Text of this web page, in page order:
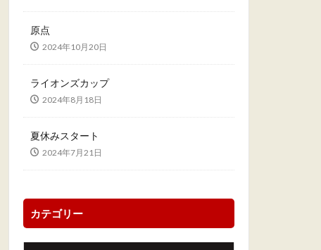
原点
2024年10月20日
ライオンズカップ
2024年8月18日
夏休みスタート
2024年7月21日
カテゴリー